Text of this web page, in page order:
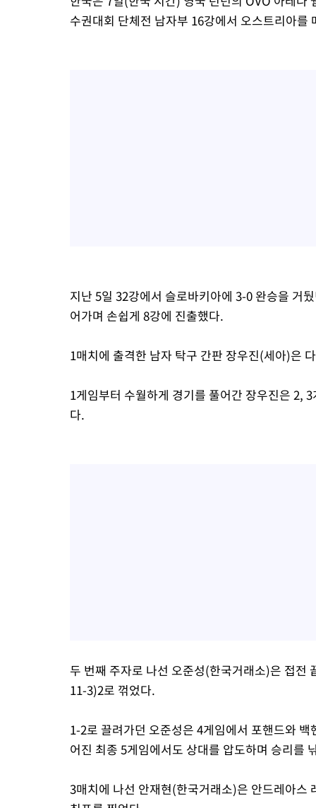
수권대회 단체전 남자부 16강에서 오스트리아를
지난 5일 32강에서 슬로바키아에 3-0 완승을 거
어가며 손쉽게 8강에 진출했다.
1매치에 출격한 남자 탁구 간판 장우진(세아)은
1게임부터 수월하게 경기를 풀어간 장우진은 2,
다.
두 번째 주자로 나선 오준성(한국거래소)은 접
11-3)2로 꺾었다.
1-2로 끌려가던 오준성은 4게임에서 포핸드와
어진 최종 5게임에서도 상대를 압도하며 승리를
3매치에 나선 안재현(한국거래소)은 안드레아